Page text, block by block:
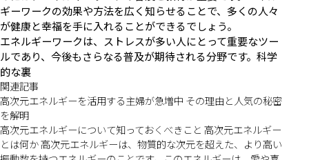
ギーワークの効果や方法を広く知らせることで、多くの人々
が健康と幸福を手に入れることができるでしょう。
エネルギーワークは、ストレスが多い人にとって重要なツー
ルであり、今後もさらなる普及が期待される分野です。科学
的な裏
関連記事
高次元エネルギーを活用する主婦が急増中 その理由と人気の秘密
を解明
高次元エネルギーについて知っておくべきこと 高次元エネルギー
とは何か 高次元エネルギーは、物質的な次元を超えた、より高い